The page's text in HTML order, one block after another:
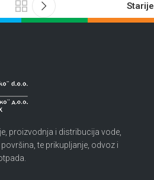
Starije
proizvodnja i distribucija vode,
te prikupljanje, odvoz i